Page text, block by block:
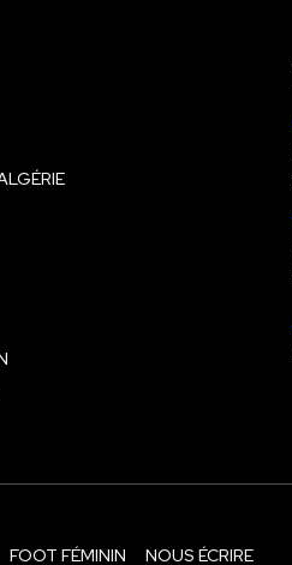
FOOT FÉMININ NOUS ÉCRIRE